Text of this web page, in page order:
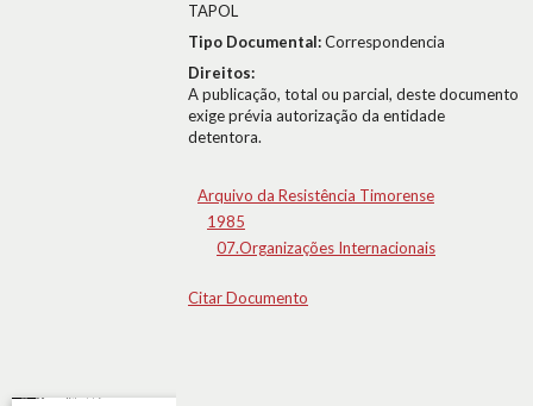
TAPOL
Tipo Documental:Correspondencia
Direitos:
A publicação, total ou parcial, deste documento
exige prévia autorização da entidade
detentora.
Arquivo da Resistência Timorense
1985
07.Organizações Internacionais
Citar Documento